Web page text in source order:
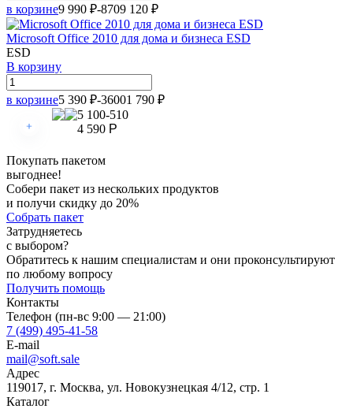
в корзине9 990 ₽-8709 120 ₽
Microsoft Office 2010 для дома и бизнеса ESD
ESD
В корзину
в корзине5 390 ₽-36001 790 ₽
5 100-510
4 590 Р
Покупать пакетом
выгоднее!
Собери пакет из нескольких продуктов
и получи скидку до 20%
Собрать пакет
Затрудняетесь
с выбором?
Обратитесь к нашим специалистам и они проконсультируют
по любому вопросу
Получить помощь
Контакты
Телефон (пн-вс 9:00 — 21:00)
7 (499) 495-41-58
E-mail
mail@soft.sale
Адрес
119017, г. Москва, ул. Новокузнецкая 4/12, стр. 1
Каталог